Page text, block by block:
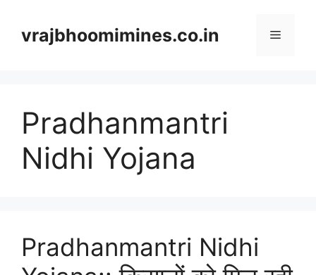
contentvrajbhoomimines.co.in Menu
Pradhanmantri
Nidhi Yojana
Pradhanmantri Nidhi